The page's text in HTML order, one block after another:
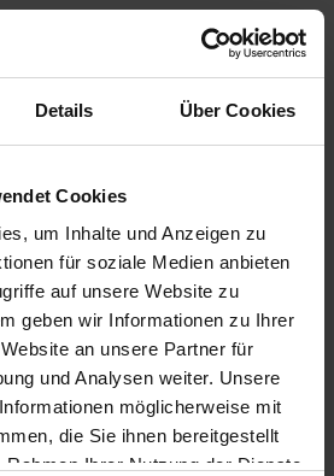
Details Über Cookies
Cookies
um Inhalte und Anzeigen zu
für soziale Medien anbieten
auf unsere Website zu
geben wir Informationen zu Ihrer
an unsere Partner für
und Analysen weiter. Unsere
möglicherweise mit
die Sie ihnen bereitgestellt
Rahmen Ihrer Nutzung der Dienste